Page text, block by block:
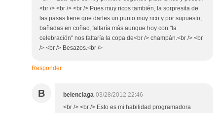
<br /> <br /> <br /> Pues muy ricos también, la sorpresita de
las pasas tiene que darles un punto muy rico y por supuesto,
bañadas en coñac, faltaría más aunque hoy con "la
celebración" nos faltaría la copa de<br /> champán.<br /> <br
/> <br /> Besazos.<br />
Responder
B belenciaga 03/28/2012 22:46
<br /> <br /> Esto es mi habilidad programadora